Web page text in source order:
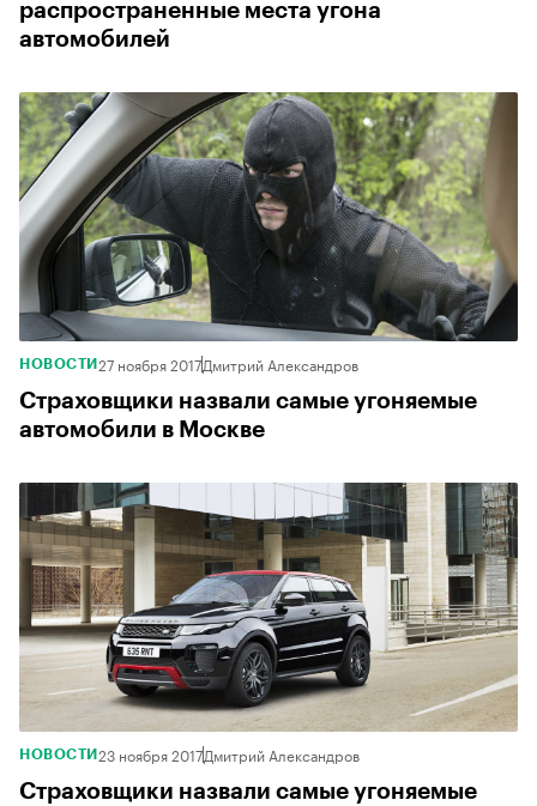
распространенные места угона
автомобилей
НОВОСТИ 27 ноября 2017Дмитрий Александров
Страховщики назвали самые угоняемые
автомобили в Москве
НОВОСТИ 23 ноября 2017Дмитрий Александров
Страховщики назвали самые угоняемые